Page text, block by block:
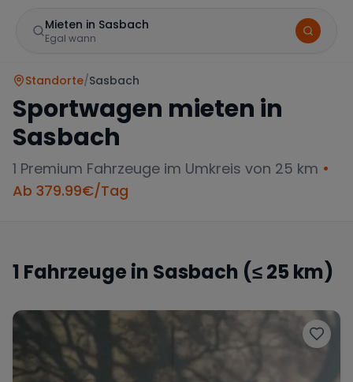
Mieten in Sasbach
Egal wann
Porsche Lamborghini
Standorte/Sasbach
Sportwagen mieten in
Sasbach
1 Premium Fahrzeuge im Umkreis von 25 km •
Ab 379.99€/Tag
1 Fahrzeuge in Sasbach (≤ 25 km)